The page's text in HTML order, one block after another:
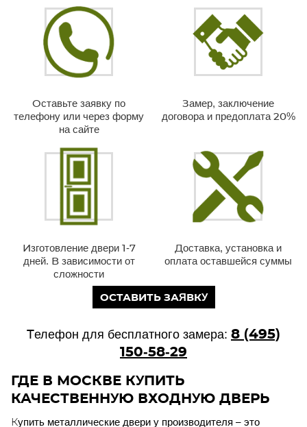
Оставьте заявку по
телефону или через форму
на сайте
Замер, заключение
договора и предоплата 20%
Изготовление двери 1-7
дней. В зависимости от
сложности
Доставка, установка и
оплата оставшейся суммы
ОСТАВИТЬ ЗАЯВКУ
Телефон для бесплатного замера: 8 (495)
150-58-29
ГДЕ В МОСКВЕ КУПИТЬ
КАЧЕСТВЕННУЮ ВХОДНУЮ ДВЕРЬ
Купить металлические двери у производителя – это